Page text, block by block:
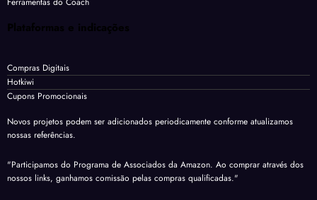
Plataformas e indicações
Compras Digitais
Hotkiwi
Cupons Promocionais
Novos projetos podem ser adicionados periodicamente conforme atualizamos
nossas referências.
"Participamos do Programa de Associados da Amazon. Ao comprar através dos
nossos links, ganhamos comissão pelas compras qualificadas."